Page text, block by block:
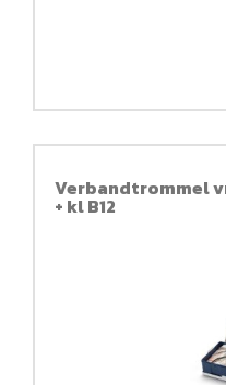
Verbandtrommel
+ kl B12